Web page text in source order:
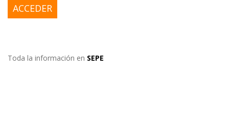
ACCEDER
Toda la información en SEPE